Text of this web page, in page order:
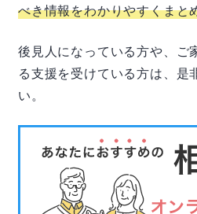
べき情報をわかりやすくまと
後見人になっている方や、ご
る支援を受けている方は、是
い。